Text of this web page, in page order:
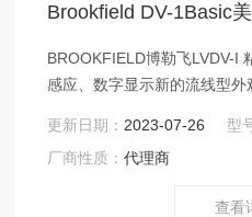
Brookfield DV-1Basic
BROOKFIELD博勒飞LVDV-I
感应、数字显示新的流线型外
监控样品温度新的内建自动测
间或者停止测量的时间）按
更新日期： 2023-07-26 型
厂商性质：代理商
查看